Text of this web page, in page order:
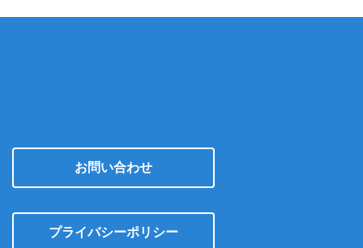
お問い合わせ
プライバシーポリシー